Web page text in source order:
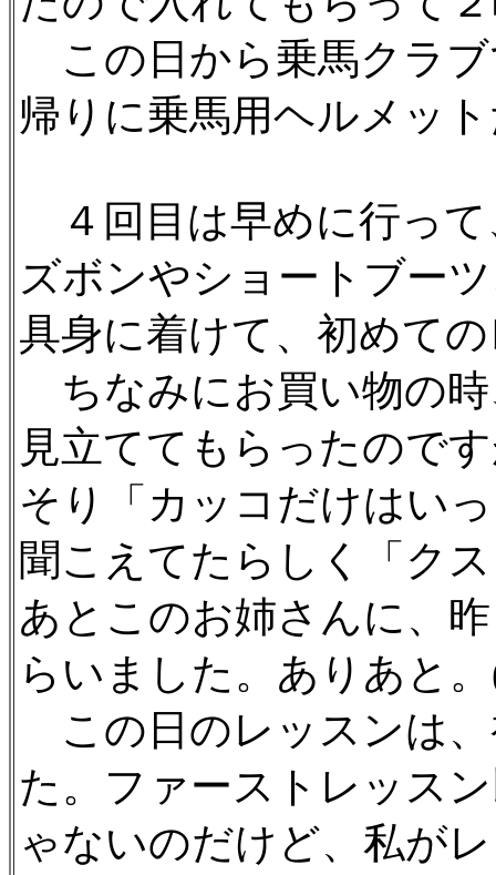
この日から乗馬クラ
帰りに乗馬用ヘルメッ
４回目は早めに行っ
ズボンやショートブー
具身に着けて、初めて
ちなみにお買い物の
見立ててもらったので
そり「カッコだけはい
聞こえてたらしく「ク
あとこのお姉さんに、
らいました。ありあと
この日のレッスンは
た。ファーストレッス
ゃないのだけど、私が